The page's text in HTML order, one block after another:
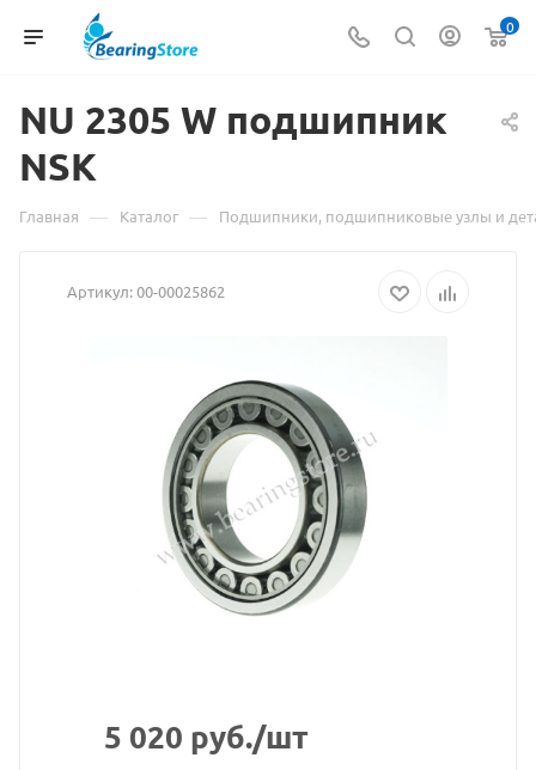
0
NU 2305 W подшипник
2305
NSK
Главная — Каталог — Подшипники, подшипниковые узлы и
Артикул:00-00025862
5 020 руб./шт